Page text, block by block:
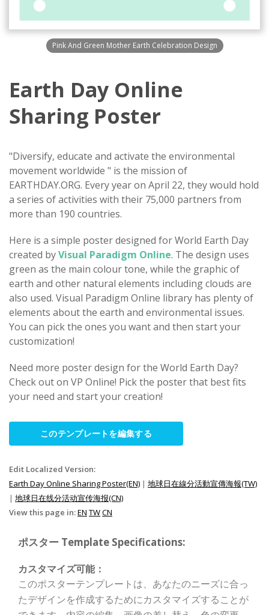
Pink And Green Mother Earth Celebration Design
Earth Day Online
Sharing Poster
"Diversify, educate and activate the environmental
movement worldwide " is the mission of
EARTHDAY.ORG. Every year on April 22, they would hold
a series of activities with their 75,000 partners from
more than 190 countries.
Here is a simple poster designed for World Earth Day
created byVisual Paradigm Online. The design uses
green as the main colour tone, while the graphic of
earth and other natural elements including clouds are
also used. Visual Paradigm Online library has plenty of
elements about the earth and environmental issues.
You can pick the ones you want and then start your
customization!
Need more poster design for the World Earth Day?
Check out on VP Online! Pick the poster that best fits
your need and start your creation!
このテンプレートを編集する
Edit Localized Version:
Earth Day Online Sharing Poster(EN) | 地球日在線分活動宣傳海報(TW)
| 地球日在线分活动宣传海报(CN)
View this page in:EN TWCN
ポスター Template Specifications:
カスタマイズ可能：
このポスターテンプレートは、あなたのニーズに合っ
たデザインを作成するためにカスタマイズすることが